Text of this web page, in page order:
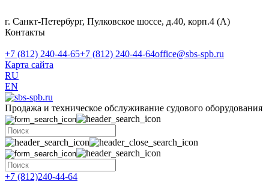
г. Санкт-Петербург, Пулковское шоссе, д.40, корп.4 (А)
Контакты
+7 (812) 240-44-65+7 (812) 240-44-64office@sbs-spb.ru
Карта сайта
RU
EN
Продажа и техническое обслуживание судового оборудования
+7 (812)240-44-64